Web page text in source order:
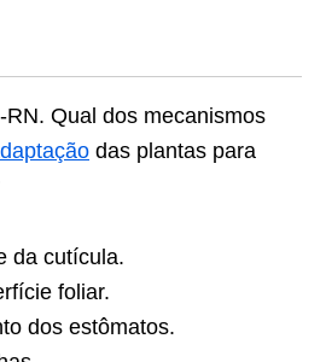
RN. Qual dos mecanismos
das plantas para
da cutícula.
foliar.
dos estômatos.